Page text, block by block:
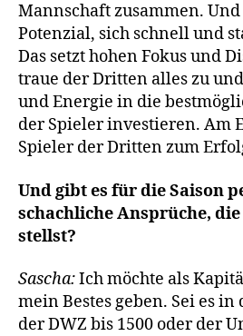
Mannschaft zusammen. Und
Potenzial, sich schnell und
Das setzt hohen Fokus und
traue der Dritten alles zu
und Energie in die
der Spieler investieren. Am
Spieler der Dritten zum
Und gibt es für die Saison
schachliche Ansprüche,
stellst?
Sascha:Ich möchte als
mein Bestes geben. Sei es in
der DWZ bis 1500 oder der